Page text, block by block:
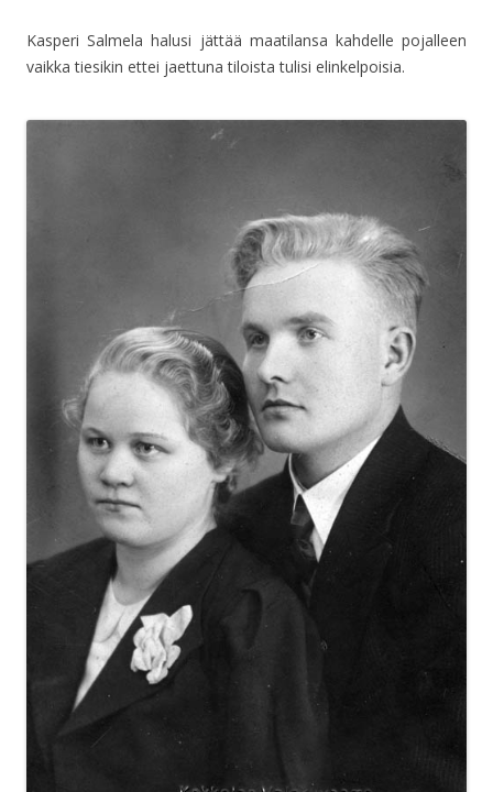
Kasperi Salmela halusi jättää maatilansa kahdelle pojalleen
vaikka tiesikin ettei jaettuna tiloista tulisi elinkelpoisia.